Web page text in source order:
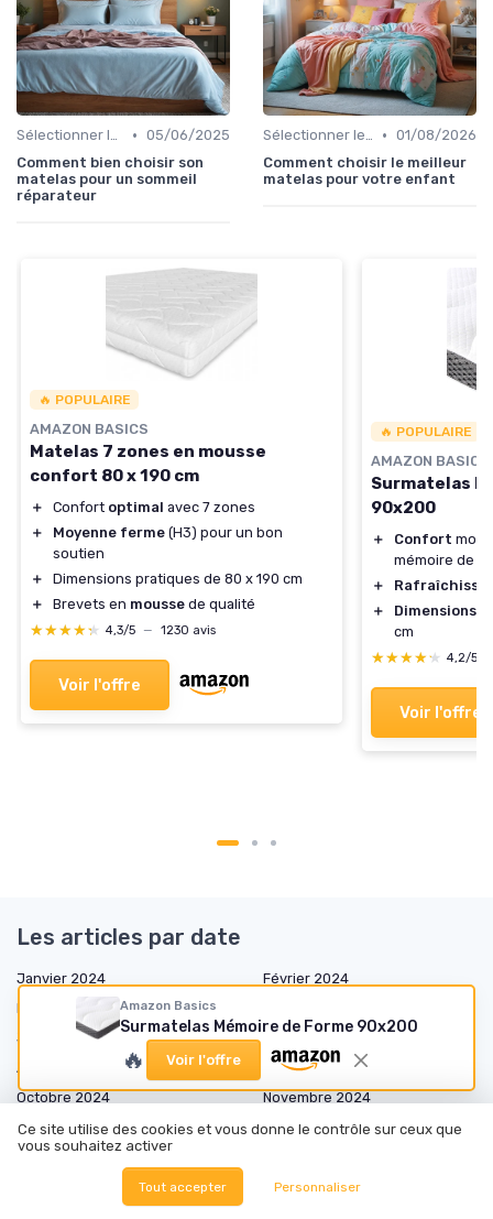
Sélectionner le niveau de fermeté • 05/06/2025
Comment bien choisir son
matelas pour un sommeil
réparateur
Sélectionner le niveau de fermeté • 01/08/2026
Comment choisir le meilleur
matelas pour votre enfant
🔥 POPULAIRE
AMAZON BASICS
Matelas 7 zones en mousse
confort 80 x 190 cm
＋ Confort optimal avec 7 zones
＋
Moyenne ferme (H3) pour un bon
soutien
＋
Dimensions pratiques de 80 x 190 cm
＋
Brevets en mousse de qualité
★★★★★
★★★★★ 4,3/5 — 1230 avis
Voir l'offre
🔥 POPULAIRE
AMAZON BASICS
Surmatelas
90x200
＋ Confort
mémoire de
＋
＋
Dimensions
cm
★★★★★
★★★★★ 4,2/5
Voir l'offre
Amazon Basics
Surmatelas Mémoire de Forme 90x200
🔥 Voir l'offre
Les articles par date
Janvier 2024
Février 2024
Mars 2024
Juin 2024
Août 2024
Septembre 2024
Octobre 2024
Novembre 2024
Décembre 2024
Janvier 2025
Mai 2025
Ce site utilise des cookies et vous donne le contrôle sur ceux que
vous souhaitez activer
Tout accepter Personnaliser